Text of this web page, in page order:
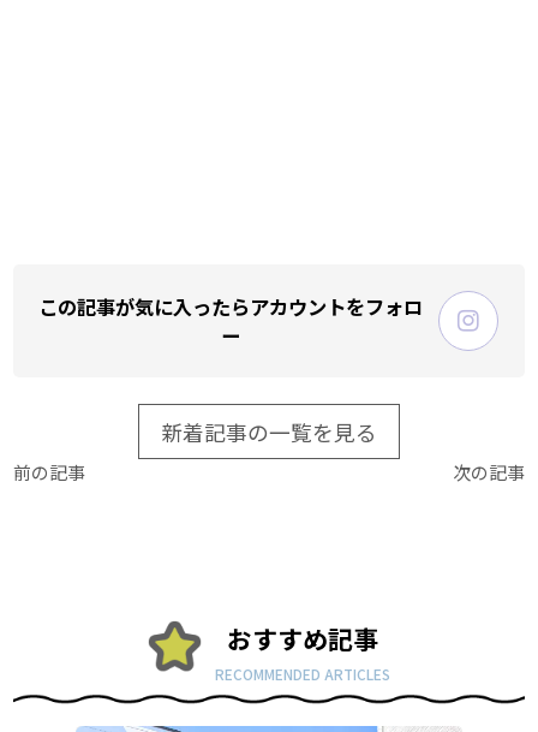
この記事が気に入ったらアカウントをフォロ
ー
新着記事の一覧を見る
前の記事 次の記事
おすすめ記事
RECOMMENDED ARTICLES